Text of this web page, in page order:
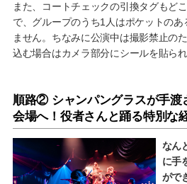
また、コートチェックの引換タグもど
で、グループのうち1人はポケットの
ません。ちなみに公演中は撮影禁止の
込む場合はカメラ部分にシールを貼ら
順路② シャンパングラスが手渡
会場へ！役者さんと踊る特別な
なん
に手
がで